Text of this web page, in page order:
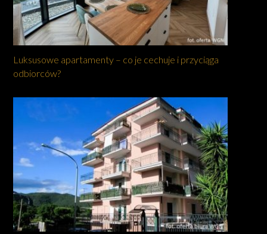
Luksusowe apartamenty – co je cechuje i przyciąga
odbiorców?